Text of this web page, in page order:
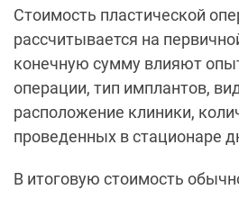
Стоимость пластической
рассчитывается на
конечную сумму влияют
операции, тип имплантов,
расположение клиники,
проведенных в стационаре
В итоговую стоимость